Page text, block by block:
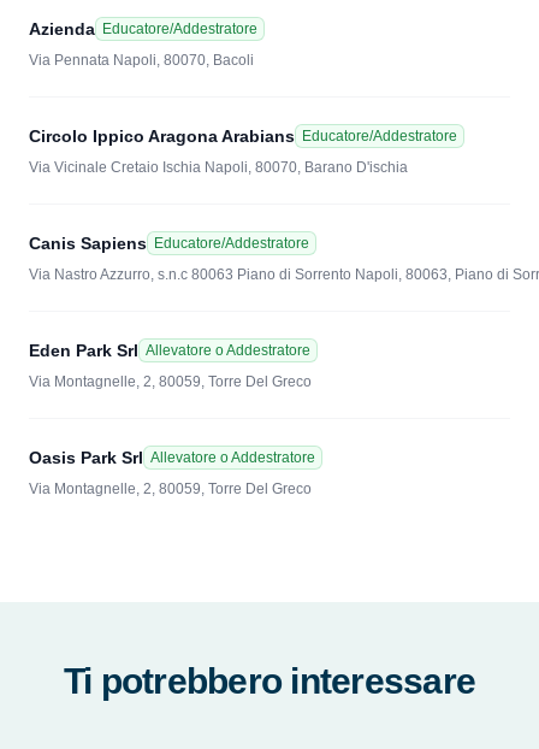
Azienda Educatore/Addestratore
Via Pennata Napoli, 80070, Bacoli
Circolo Ippico Aragona Arabians Educatore/Addestratore
Via Vicinale Cretaio Ischia Napoli, 80070, Barano D'ischia
Canis Sapiens Educatore/Addestratore
Via Nastro Azzurro, s.n.c 80063 Piano di Sorrento Napoli, 80063, Piano di
Eden Park Srl Allevatore o Addestratore
Via Montagnelle, 2, 80059, Torre Del Greco
Oasis Park Srl Allevatore o Addestratore
Via Montagnelle, 2, 80059, Torre Del Greco
Ti potrebbero interessare